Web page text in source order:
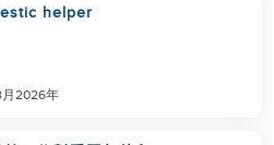
helper
月2026年